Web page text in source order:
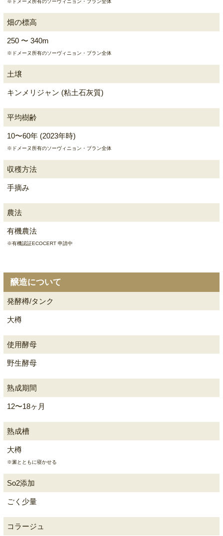
畑の標高
250 〜 340m
※ドメーヌ所有のソーヴィニョン・ブラン全体
土壌
キンメリジャン (粘土石灰質)
平均樹齢
10〜60年 (2023年時)
※ドメーヌ所有のソーヴィニョン・ブラン全体
収穫方法
手摘み
農法
有機農法
※有機認証ECOCERT 申請中
醸造について
発酵樽/タンク
大樽
使用酵母
野生酵母
熟成期間
12〜18ヶ月
熟成槽
大樽
※澱とともに寝かせる
So2添加
ごく少量
コラージュ